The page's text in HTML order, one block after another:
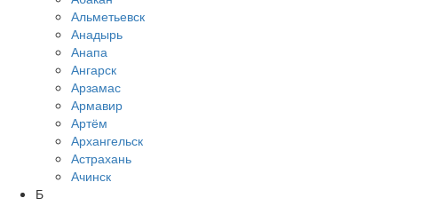
Альметьевск
Анадырь
Анапа
Ангарск
Арзамас
Армавир
Артём
Архангельск
Астрахань
Ачинск
Б